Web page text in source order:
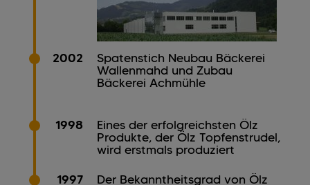
2002
Spatenstich Neubau Bäckerei
Wallenmahd und Zubau
Bäckerei Achmühle
1998
Eines der erfolgreichsten Ölz
Produkte, der Ölz Topfenstrudel,
wird erstmals produziert
1997
Der Bekanntheitsgrad von Ölz